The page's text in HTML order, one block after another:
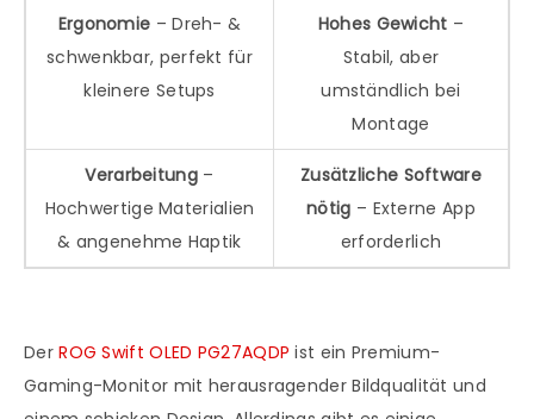
Ergonomie – Dreh- &
schwenkbar, perfekt für
kleinere Setups
Hohes Gewicht –
Stabil, aber
umständlich bei
Montage
Verarbeitung –
Hochwertige Materialien
& angenehme Haptik
Zusätzliche Software
nötig – Externe App
erforderlich
DerROG Swift OLED PG27AQDP ist ein Premium-
Gaming-Monitor mit herausragender Bildqualität und